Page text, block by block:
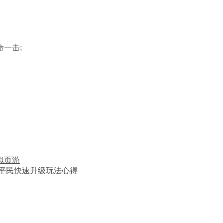
一击;
页游
民快速升级玩法心得